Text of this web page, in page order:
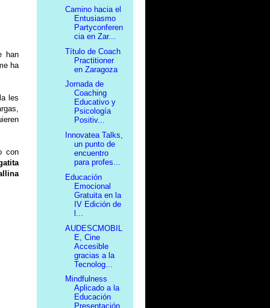
han
ha
les
con
Camino hacia el
Entusiasmo
Partyconferen
cia en Zar...
Título de Coach
Practitioner
en Zaragoza
Jornada de
Coaching
Educativo y
Psicología
Positiv...
Innovatea Talks,
un punto de
encuentro
para profes...
Educación
Emocional
Gratuita en la
IV Edición de
AUDESCMOBIL
E, Cine
Accesible
gracias a la
Tecnolog...
Mindfulness
Aplicado a la
Educación
Presentación